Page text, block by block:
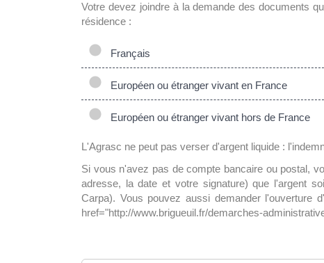
Votre devez joindre à la demande des documents
résidence :
Français
Européen ou étranger vivant en France
Européen ou étranger vivant hors de France
L'Agrasc ne peut pas verser d'argent liquide :
Si vous n'avez pas de compte bancaire ou postal,
adresse, la date et votre signature) que l'argent
Carpa). Vous pouvez aussi demander l'ouverture
href="http://www.brigueuil.fr/demarches-